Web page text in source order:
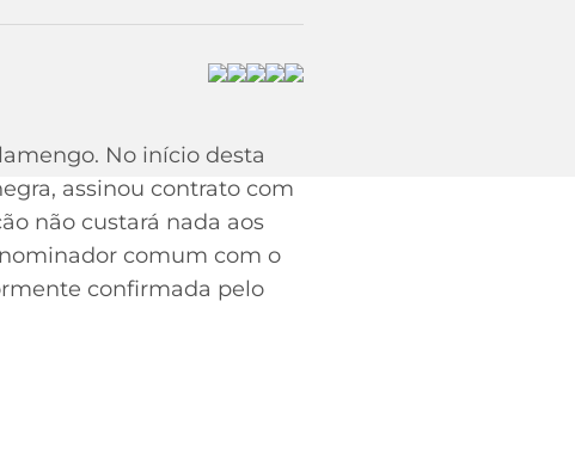
No início desta
assinou contrato com
não custará nada aos
comum com o
confirmada pelo